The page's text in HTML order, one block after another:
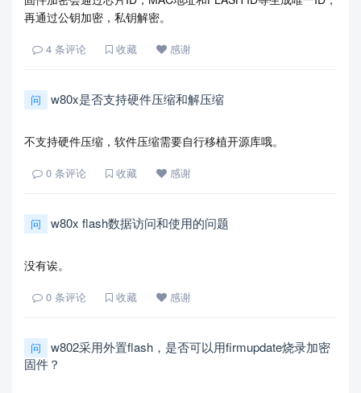
再通过公钥加密，私钥解密。
4 条评论 收藏 感谢
问 w80x是否支持硬件压缩和解压缩
不支持硬件压缩，软件压缩需要自行移植开源库哦。
0 条评论 收藏 感谢
问 w80x flash数据访问和使用的问题
没有诶。
0 条评论 收藏 感谢
问
w802采用外置flash，是否可以用firmupdate烧录加密
固件？